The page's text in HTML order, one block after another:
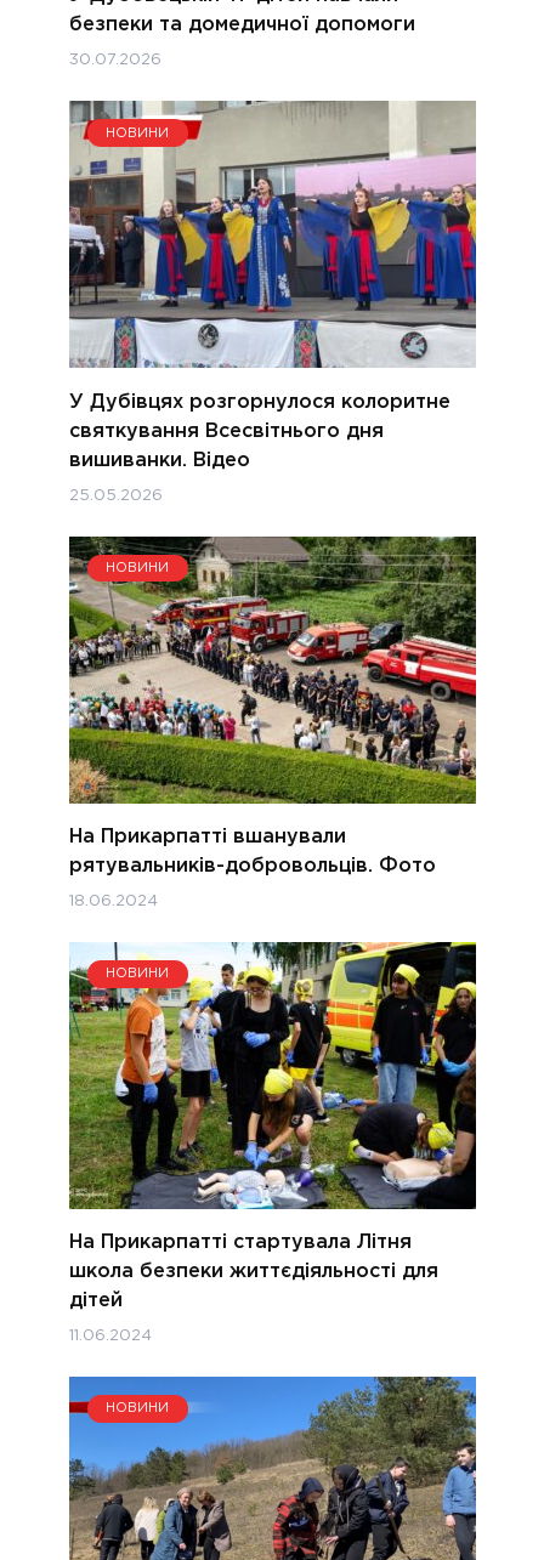
безпеки та домедичної допомоги
30.07.2026
НОВИНИ
У Дубівцях розгорнулося колоритне
святкування Всесвітнього дня
вишиванки. Відео
25.05.2026
НОВИНИ
На Прикарпатті вшанували
рятувальників-добровольців. Фото
18.06.2024
НОВИНИ
На Прикарпатті стартувала Літня
школа безпеки життєдіяльності для
дітей
11.06.2024
НОВИНИ